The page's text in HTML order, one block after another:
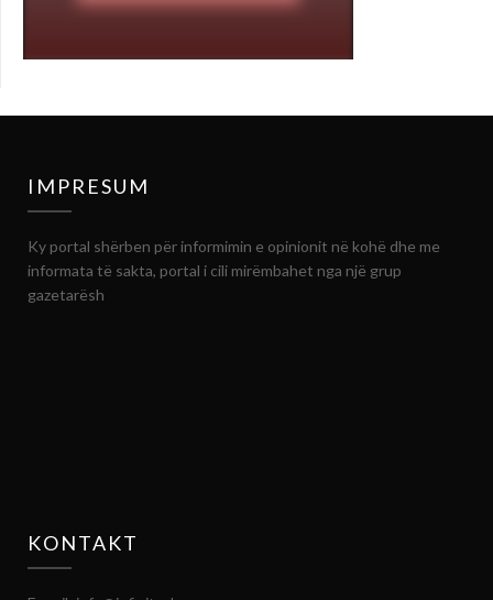
IMPRESUM
Ky portal shërben për informimin e opinionit në kohë dhe me
informata të sakta, portal i cili mirëmbahet nga një grup
gazetarësh
KONTAKT